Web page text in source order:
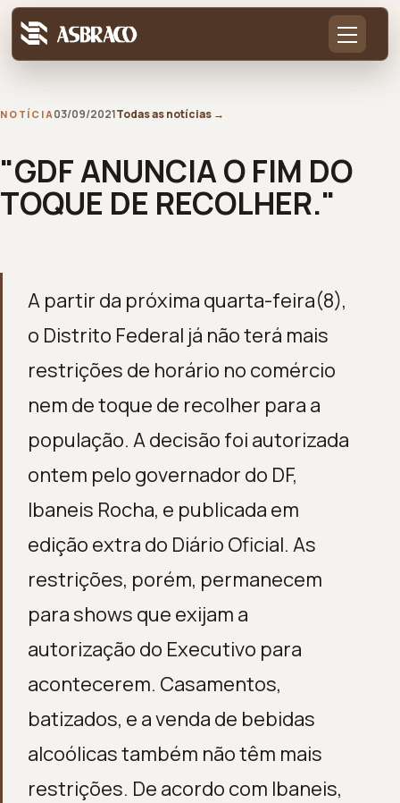
NOTÍCIA03/09/2021Todas as notícias →
"GDF ANUNCIA O FIM DO
TOQUE DE RECOLHER."
A partir da próxima quarta-feira(8),
o Distrito Federal já não terá mais
restrições de horário no comércio
nem de toque de recolher para a
população. A decisão foi autorizada
ontem pelo governador do DF,
Ibaneis Rocha, e publicada em
edição extra do Diário Oficial. As
restrições, porém, permanecem
para shows que exijam a
autorização do Executivo para
acontecerem. Casamentos,
batizados, e a venda de bebidas
alcoólicas também não têm mais
restrições. De acordo com Ibaneis,